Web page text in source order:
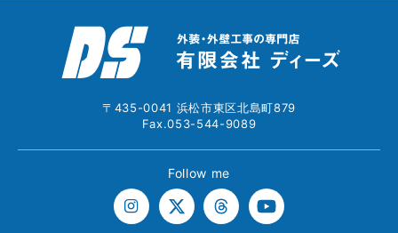
〒435-0041 浜松市東区北島町879
Fax.053-544-9089
Follow me